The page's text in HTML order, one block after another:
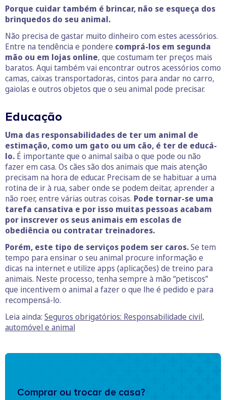
Porque cuidar também é brincar, não se esqueça dos
brinquedos do seu animal.
Não precisa de gastar muito dinheiro com estes acessórios.
Entre na tendência e pondere comprá-los em segunda
mão ou em lojas online, que costumam ter preços mais
baratos. Aqui também vai encontrar outros acessórios como
camas, caixas transportadoras, cintos para andar no carro,
gaiolas e outros objetos que o seu animal pode precisar.
Educação
Uma das responsabilidades de ter um animal de
estimação, como um gato ou um cão, é ter de educá-
lo. É importante que o animal saiba o que pode ou não
fazer em casa. Os cães são dos animais que mais atenção
precisam na hora de educar. Precisam de se habituar a uma
rotina de ir à rua, saber onde se podem deitar, aprender a
não roer, entre várias outras coisas. Pode tornar-se uma
tarefa cansativa e por isso muitas pessoas acabam
por inscrever os seus animais em escolas de
obediência ou contratar treinadores.
Porém, este tipo de serviços podem ser caros.Se tem
tempo para ensinar o seu animal procure informação e
dicas na internet e utilize apps (aplicações) de treino para
animais. Neste processo, tenha sempre à mão “petiscos”
que incentivem o animal a fazer o que lhe é pedido e para
recompensá-lo.
Leia ainda: Seguros obrigatórios: Responsabilidade civil,
automóvel e animal
Comprar ou trocar de casa?